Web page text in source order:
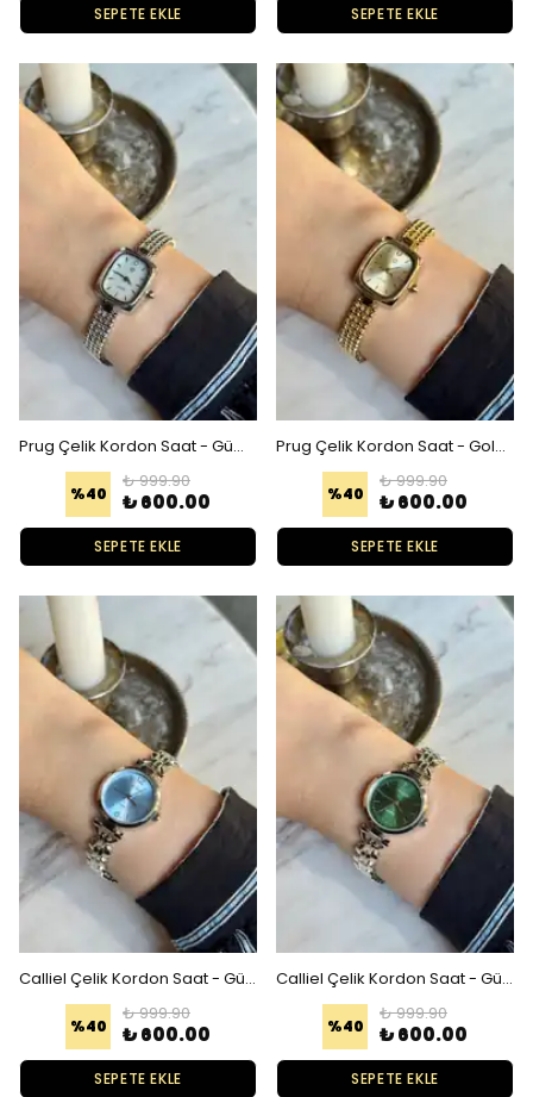
SEPETE EKLE SEPETE EKLE
Prug Çelik Kordon Saat - Gümüş Beyaz
%40
₺ 999.90
₺ 600.00
SEPETE EKLE
Prug Çelik Kordon Saat - Gold Gold
%40
₺ 999.90
₺ 600.00
SEPETE EKLE
Calliel Çelik Kordon Saat - Gümüş Mavi
%40
₺ 999.90
₺ 600.00
SEPETE EKLE
Calliel Çelik Kordon Saat - Gümüş Yeşil
%40
₺ 999.90
₺ 600.00
SEPETE EKLE